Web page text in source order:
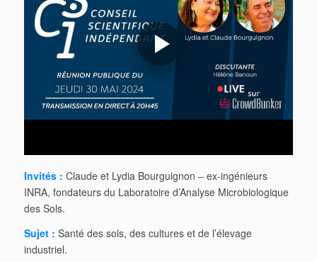
Invités : Claude et Lydia Bourguignon – ex-ingénieurs
INRA, fondateurs du Laboratoire d’Analyse Microbiologique
des Sols.
Sujet : Santé des sols, des cultures et de l’élevage
industriel.